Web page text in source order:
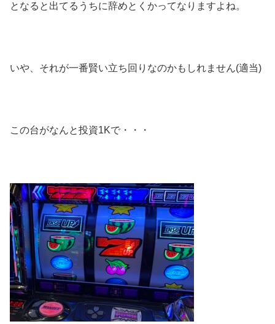
となると出てるうちに辞めとくかってなりますよね。
いや、それが一番賢い立ち回りなのかもしれません(適当)
この台がなんと投資1Kで・・・